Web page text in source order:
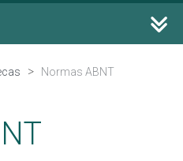
dos Câmpus
Normas ABNT